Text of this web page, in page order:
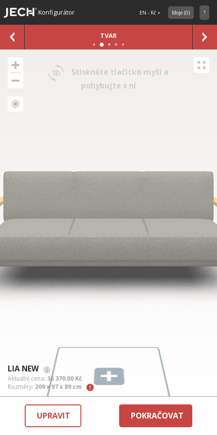
Konfigurátor EN - Kč Moje (0) ?
TVAR
LIA NEW
Aktuální cena: 36 370,00 Kč
Rozměry: 209 x 97 x 89 cm
Stiskněte tlačítko myši a
pohybujte s ní
UPRAVIT POKRAČOVAT